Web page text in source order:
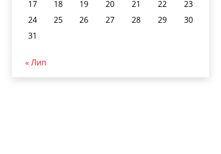
17
18 19 20 21 22
23
24
25 26 27 28 29
30
31
« Лип